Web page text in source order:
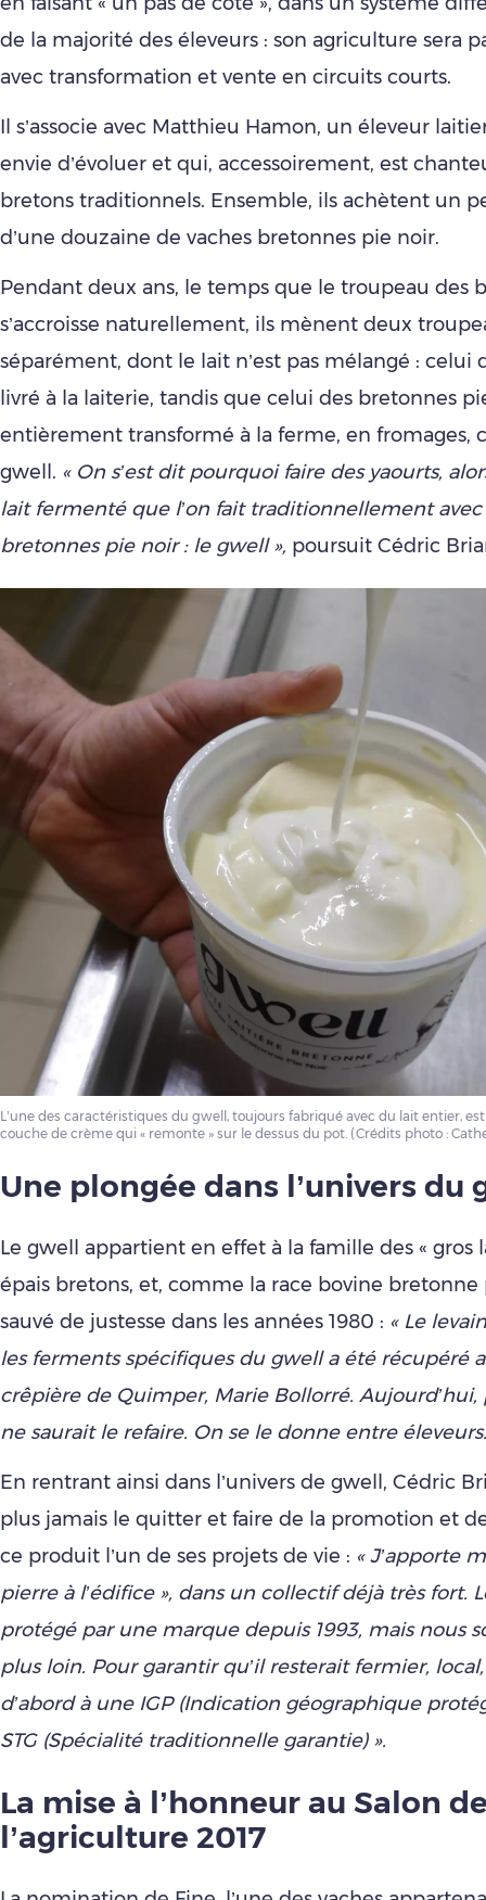
de la majorité des éleveurs : son agriculture sera
avec transformation et vente en circuits courts.
Il s’associe avec Matthieu Hamon, un éleveur
envie d’évoluer et qui, accessoirement, est
bretons traditionnels. Ensemble, ils achètent un
d’une douzaine de vaches bretonnes pie noir.
Pendant deux ans, le temps que le troupeau des
s’accroisse naturellement, ils mènent deux
séparément, dont le lait n’est pas mélangé : celui
livré à la laiterie, tandis que celui des bretonnes
entièrement transformé à la ferme, en fromages,
gwell. « On s’est dit pourquoi faire des yaourts,
lait fermenté que l’on fait traditionnellement avec
bretonnes pie noir : le gwell », poursuit Cédric
L’une des caractéristiques du gwell, toujours fabriqué avec du lait entier,
couche de crème qui « remonte » sur le dessus du pot. (Crédits photo :
Une plongée dans l’univers du
Le gwell appartient en effet à la famille des « gros
épais bretons, et, comme la race bovine bretonne
sauvé de justesse dans les années 1980 : « Le
les ferments spécifiques du gwell a été récupéré
crêpière de Quimper, Marie Bollorré. Aujourd’hui,
ne saurait le refaire. On se le donne entre
En rentrant ainsi dans l’univers de gwell, Cédric
plus jamais le quitter et faire de la promotion et
ce produit l’un de ses projets de vie : « J’apporte
pierre à l’édifice », dans un collectif déjà très fort.
protégé par une marque depuis 1993, mais nous
plus loin. Pour garantir qu’il resterait fermier,
d’abord à une IGP (Indication géographique
STG (Spécialité traditionnelle garantie) ».
La mise à l’honneur au Salon
l’agriculture 2017